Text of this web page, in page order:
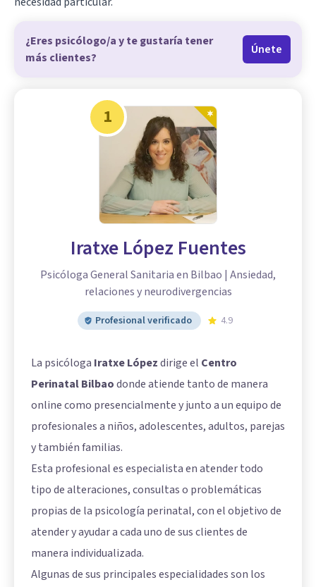
¿Eres psicólogo/a y te gustaría tener
más clientes?
Únete
1
Iratxe López Fuentes
Psicóloga General Sanitaria en Bilbao | Ansiedad,
relaciones y neurodivergencias
Profesional verificado 4.9
La psicóloga Iratxe Lópezdirige el Centro
Perinatal Bilbaodonde atiende tanto de manera
online como presencialmente y junto a un equipo de
profesionales a niños, adolescentes, adultos, parejas
y también familias.
Esta profesional es especialista en atender todo
tipo de alteraciones, consultas o problemáticas
propias de la psicología perinatal, con el objetivo de
atender y ayudar a cada uno de sus clientes de
manera individualizada.
Algunas de sus principales especialidades son los